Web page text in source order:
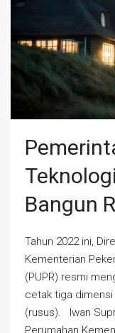
Bangun
Tahun 2022 ini,
Kementerian
(PUPR) resmi
cetak tiga dimensi
(rusus). Iwan